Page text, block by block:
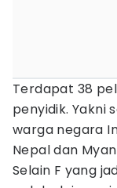
Terdapat 38
penyidik. Yakni
warga negara
Nepal dan
Selain F yang